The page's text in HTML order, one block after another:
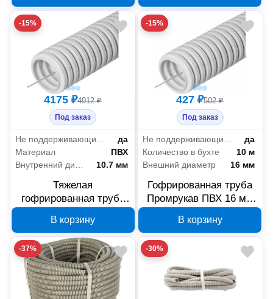
-15%
4175 ₽4912 ₽
Под заказ
да
Материал
ПВХ
10.7 мм
Тяжелая
гофрированная труба
100 м, арт. PR.0116410
В корзину
-15%
427 ₽502 ₽
Под заказ
да
Количество в бухте
10 м
Внешний диаметр
16 мм
Гофрированная труба
Промрукав ПВХ 16 мм
PR.011631М10
В корзину
-37% -30%